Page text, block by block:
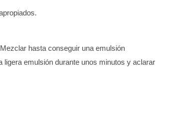
hasta conseguir una emulsión
ligera emulsión durante unos minutos y aclarar